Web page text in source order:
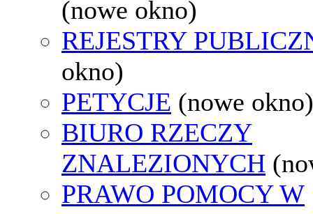
(nowe okno)
REJESTRY
okno)
PETYCJE (nowe okno)
BIURO RZECZY
ZNALEZIONYCH
PRAWO POMOCY W